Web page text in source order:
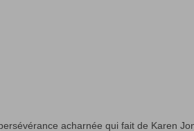
acharnée qui fait de Karen